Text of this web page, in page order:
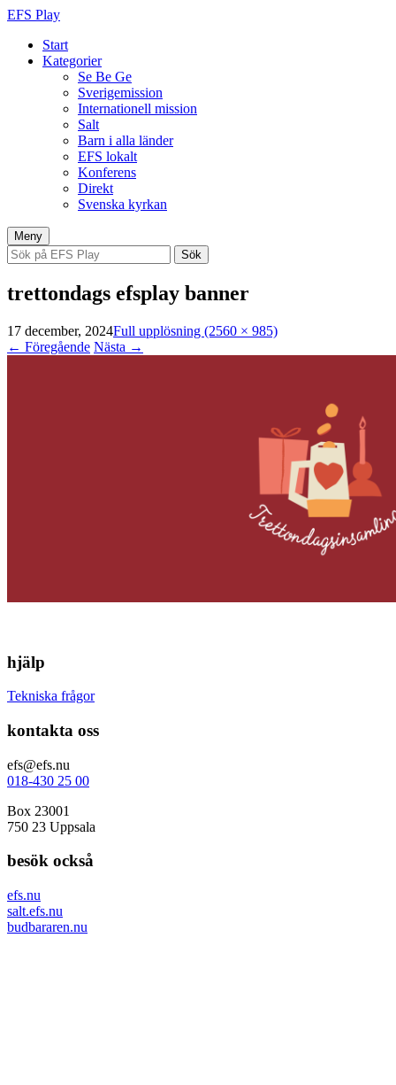
EFS Play
Start
Kategorier
Se Be Ge
Sverigemission
Internationell mission
Salt
Barn i alla länder
EFS lokalt
Konferens
Direkt
Svenska kyrkan
Meny Hoppa
till
innehåll
Sök
efter:
trettondags efsplay banner
17 december, 2024Full upplösning (2560 × 985)
← Föregående Nästa →
hjälp
Tekniska frågor
kontakta oss
efs@efs.nu
018-430 25 00
Box 23001
750 23 Uppsala
besök också
efs.nu
salt.efs.nu
budbararen.nu